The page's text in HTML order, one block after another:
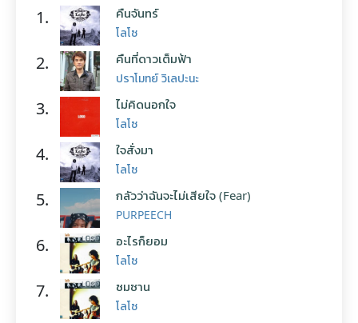
1. คืนจันทร์
โลโซ
2. คืนที่ดาวเต็มฟ้า
ปราโมทย์ วิเลปะนะ
3. ไม่คิดนอกใจ
โลโซ
4. ใจสั่งมา
โลโซ
5. กลัวว่าฉันจะไม่เสียใจ (Fear)
PURPEECH
6. อะไรก็ยอม
โลโซ
7. ซมซาน
โลโซ